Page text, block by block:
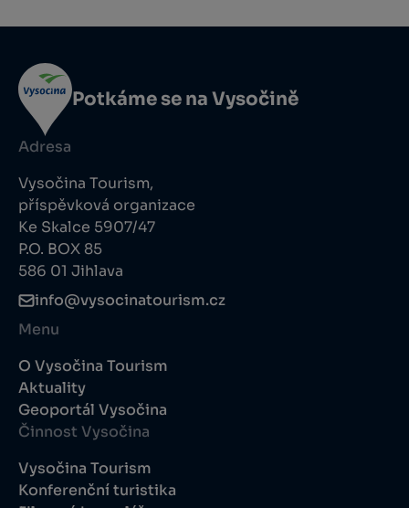
Potkáme se na Vysočině
Adresa
Vysočina Tourism,
příspěvková organizace
Ke Skalce 5907/47
P.O. BOX 85
586 01 Jihlava
info@vysocinatourism.cz
Menu
O Vysočina Tourism
Aktuality
Geoportál Vysočina
Činnost Vysočina
Vysočina Tourism
Konferenční turistika